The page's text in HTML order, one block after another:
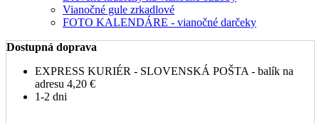
Vianočné gule zrkadlové
FOTO KALENDÁRE - vianočné darčeky
Dostupná doprava
EXPRESS KURIÉR - SLOVENSKÁ POŠTA - balík na
adresu 4,20 €
1-2 dni